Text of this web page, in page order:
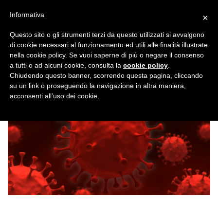
contenuto
Tag:Dentisti
×
Informativa
Questo sito o gli strumenti terzi da questo utilizzati si avvalgono
di cookie necessari al funzionamento ed utili alle finalità illustrate
nella cookie policy. Se vuoi saperne di più o negare il consenso
a tutti o ad alcuni cookie, consulta la cookie policy
Chiudendo questo banner, scorrendo questa pagina, cliccando
su un link o proseguendo la navigazione in altra maniera,
acconsenti all’uso dei cookie.